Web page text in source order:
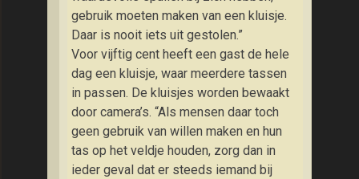
gebruik moeten maken van een kluisje.
Daar is nooit iets uit gestolen.”
Voor vijftig cent heeft een gast de hele
dag een kluisje, waar meerdere tassen
in passen. De kluisjes worden bewaakt
door camera’s. “Als mensen daar toch
geen gebruik van willen maken en hun
tas op het veldje houden, zorg dan in
ieder geval dat er steeds iemand bij